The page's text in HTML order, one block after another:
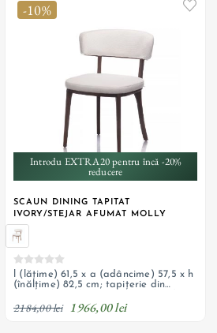
-10%
Introdu EXTRA20 pentru încă -20%
reducere
SCAUN DINING TAPITAT
IVORY/STEJAR AFUMAT MOLLY
l (lățime) 61,5 x a (adâncime) 57,5 x h
(înălțime) 82,5 cm; tapițerie din
stejar afumat; posibilitate
personalizare comandă
2184,00 lei 1966,00 lei